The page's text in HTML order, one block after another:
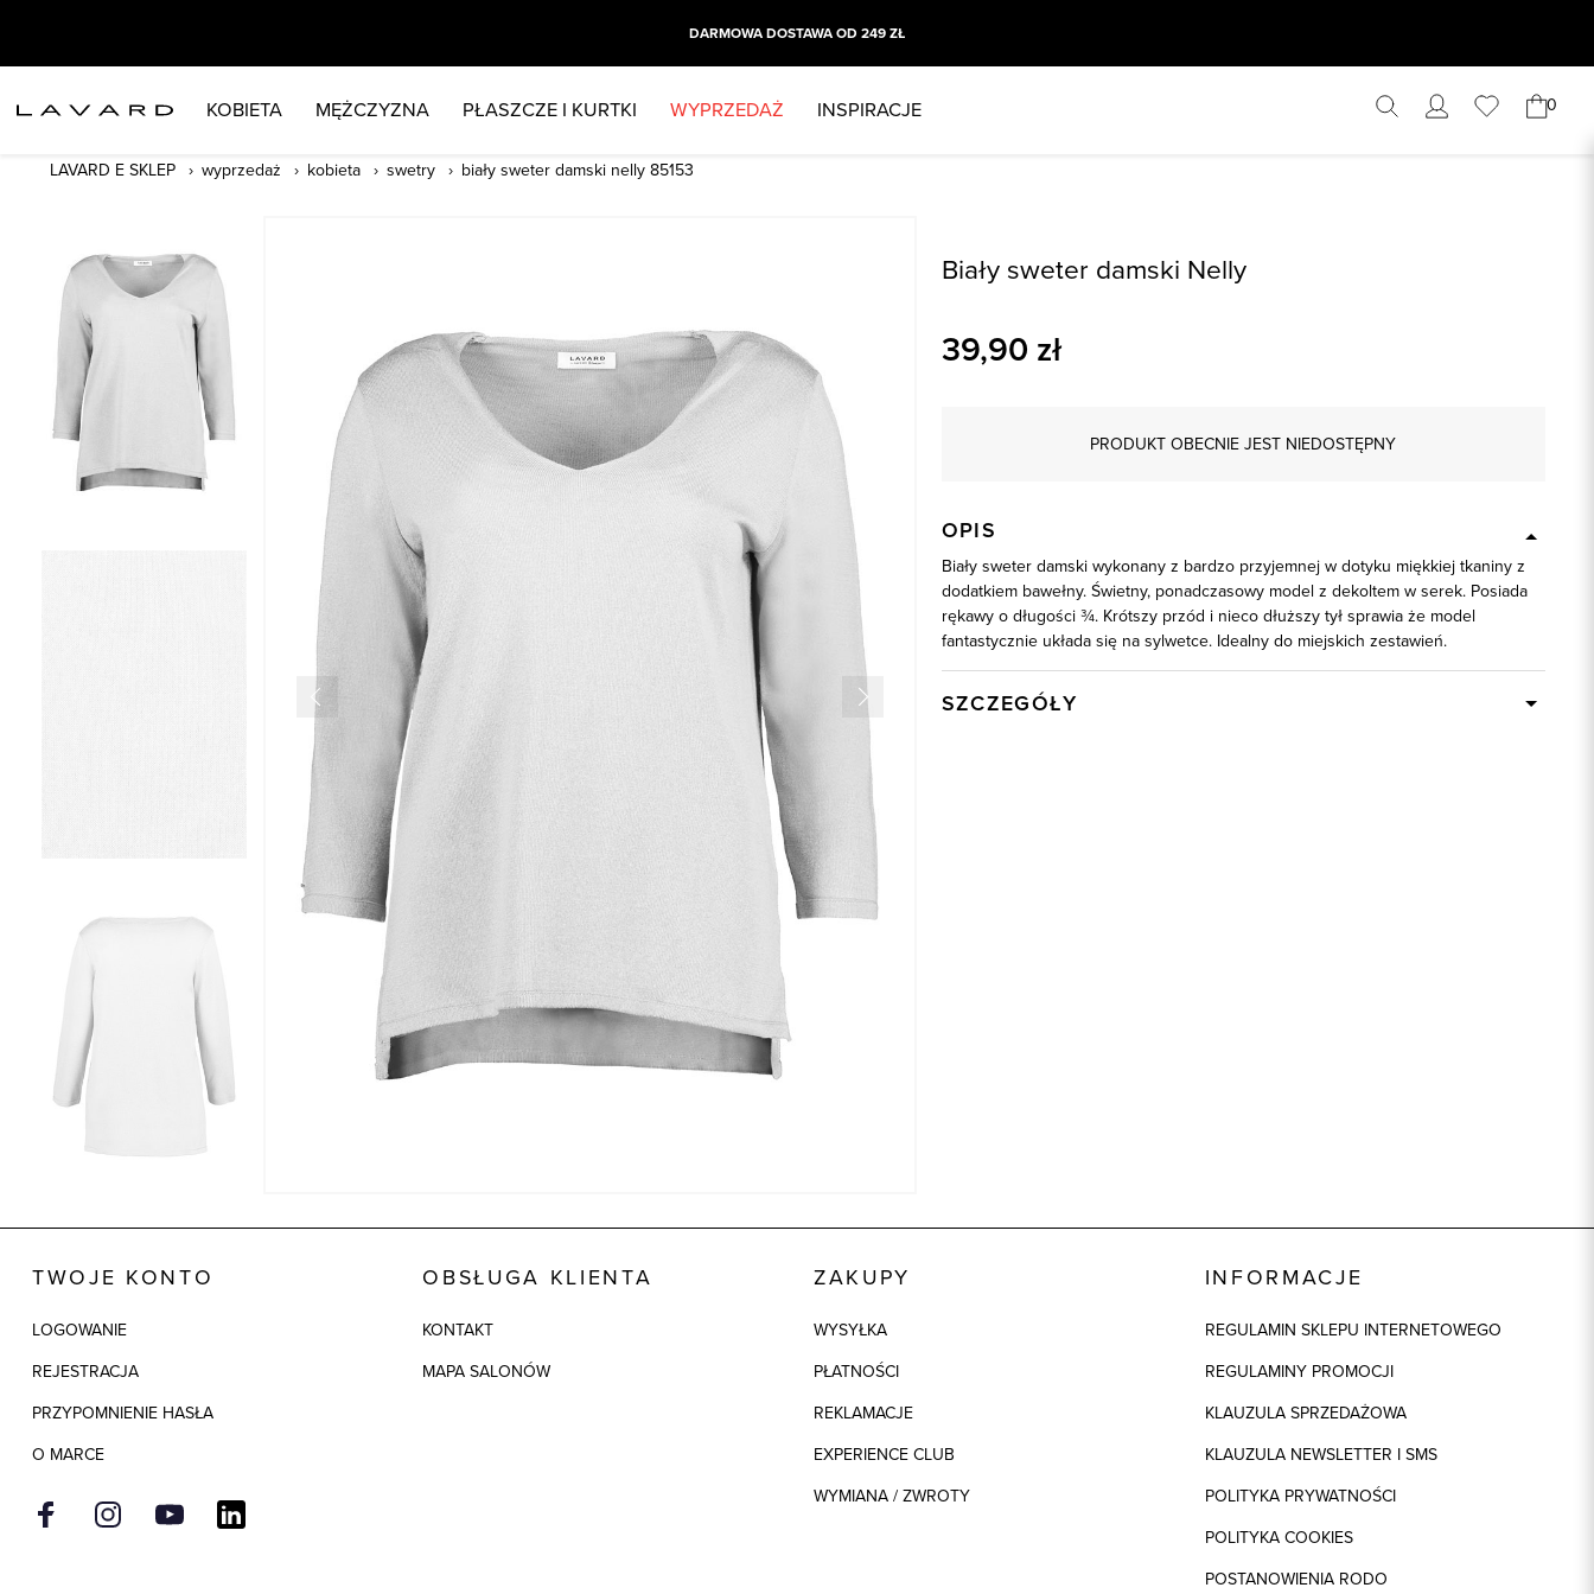
DARMOWA DOSTAWA OD 249 ZŁ
KOBIETA MĘŻCZYZNA PŁASZCZE I KURTKI WYPRZEDAŻ INSPIRACJE 0
LAVARD E SKLEP wyprzedaż kobieta swetry biały sweter damski nelly 85153
Biały sweter damski Nelly
39,90 zł
PRODUKT OBECNIE JEST NIEDOSTĘPNY
OPIS
Biały sweter damski wykonany z bardzo przyjemnej w dotyku miękkiej tkaniny z
dodatkiem bawełny. Świetny, ponadczasowy model z dekoltem w serek. Posiada
rękawy o długości ¾. Krótszy przód i nieco dłuższy tył sprawia że model
fantastycznie układa się na sylwetce. Idealny do miejskich zestawień.
SZCZEGÓŁY
TWOJE KONTO
LOGOWANIE
REJESTRACJA
PRZYPOMNIENIE HASŁA
O MARCE
OBSŁUGA KLIENTA
KONTAKT
MAPA SALONÓW
ZAKUPY
WYSYŁKA
PŁATNOŚCI
REKLAMACJE
EXPERIENCE CLUB
WYMIANA / ZWROTY
INFORMACJE
REGULAMIN SKLEPU INTERNETOWEGO
REGULAMINY PROMOCJI
KLAUZULA SPRZEDAŻOWA
KLAUZULA NEWSLETTER I SMS
POLITYKA PRYWATNOŚCI
POLITYKA COOKIES
POSTANOWIENIA RODO